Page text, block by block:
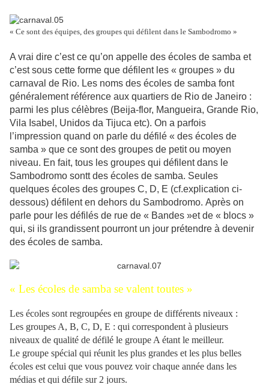
« Ce sont des équipes, des groupes qui défilent dans le Sambodromo »
A vrai dire c’est ce qu’on appelle des écoles de samba et
c’est sous cette forme que défilent les « groupes » du
carnaval de Rio. Les noms des écoles de samba font
généralement référence aux quartiers de Rio de Janeiro :
parmi les plus célèbres (Beija-flor, Mangueira, Grande Rio,
Vila Isabel, Unidos da Tijuca etc). On a parfois
l’impression quand on parle du défilé « des écoles de
samba » que ce sont des groupes de petit ou moyen
niveau. En fait, tous les groupes qui défilent dans le
Sambodromo sontt des écoles de samba. Seules
quelques écoles des groupes C, D, E (cf.explication ci-
dessous) défilent en dehors du Sambodromo. Après on
parle pour les défilés de rue de « Bandes »et de « blocs »
qui, si ils grandissent pourront un jour prétendre à devenir
des écoles de samba.
« Les écoles de samba se valent toutes »
Les écoles sont regroupées en groupe de différents niveaux :
Les groupes A, B, C, D, E : qui correspondent à plusieurs
niveaux de qualité de défilé le groupe A étant le meilleur.
Le groupe spécial qui réunit les plus grandes et les plus belles
écoles est celui que vous pouvez voir chaque année dans les
médias et qui défile sur 2 jours.